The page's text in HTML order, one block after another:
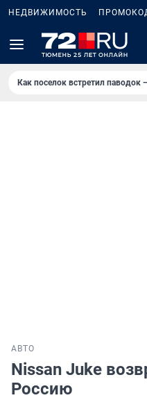
НЕДВИЖИМОСТЬ
Как поселок встретил паводок
АВТО
Nissan Juke
Россию